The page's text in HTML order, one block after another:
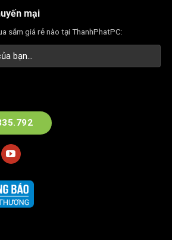
mại
sắm giá rẻ nào tại ThanhPhatPC: